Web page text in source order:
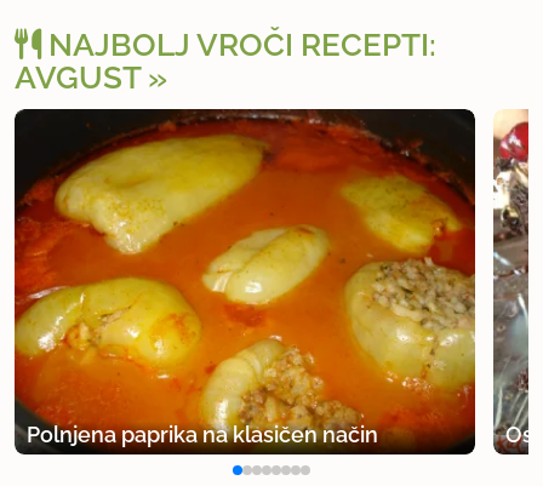
NAJBOLJ VROČI RECEPTI:
AVGUST
Polnjena paprika na klasičen način